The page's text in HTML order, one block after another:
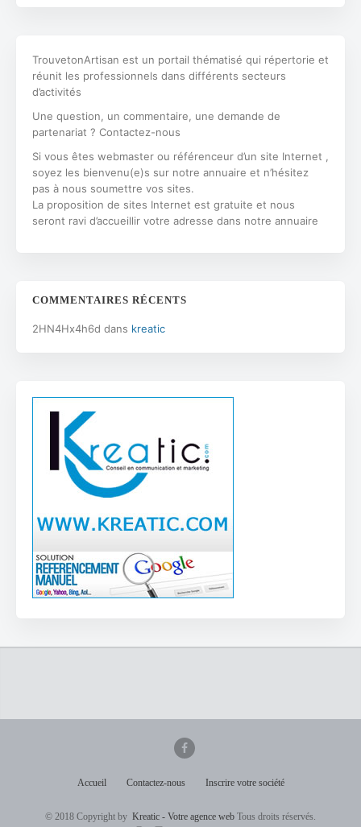
TrouvetonArtisan est un portail thématisé qui répertorie et
réunit les professionnels dans différents secteurs
d’activités
Une question, un commentaire, une demande de
partenariat ? Contactez-nous
Si vous êtes webmaster ou référenceur d’un site Internet ,
soyez les bienvenu(e)s sur notre annuaire et n’hésitez
pas à nous soumettre vos sites.
La proposition de sites Internet est gratuite et nous
seront ravi d’accueillir votre adresse dans notre annuaire
COMMENTAIRES RÉCENTS
2HN4Hx4h6d dans kreatic
Accueil Contactez-nous Inscrire votre société
© 2018 Copyright by Kreatic - Votre agence web Tous droits réservés.